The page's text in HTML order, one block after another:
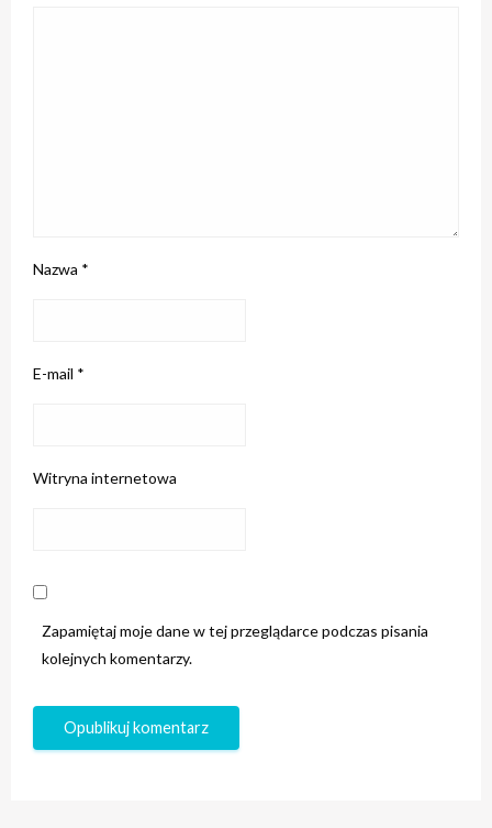
Nazwa *
E-mail *
Witryna internetowa
Zapamiętaj moje dane w tej przeglądarce podczas pisania
kolejnych komentarzy.